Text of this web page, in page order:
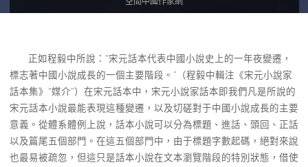
正如程毅中所說：“宋元話本代表中國小說史上的一年夜變遷，
標志著中國小說成長的一個主要階段。”（程毅中輯注《宋元小說家
話本集》“媒介”）在宋元話本中，宋元小說家話本即我們凡是所說的
宋元話本小說最能表現這種變遷，以及切磋對于中國小說成長的主要
意義。從體系體例上說，話本小說可以分為標題、進話、頭回、正話
以及篇尾五個部門。在這五個部門中，由于標題字數起碼，絕對來說
也最易被疏忽，但這只是話本小說在文本瀏覽階段的特別狀態，借使